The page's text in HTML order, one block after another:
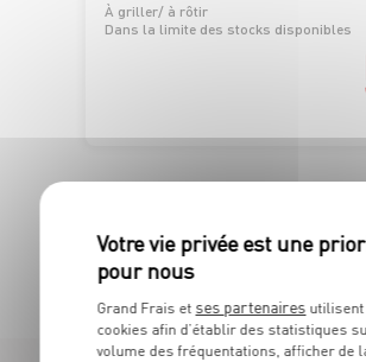
À griller/ à rôtir
Dans la limite des stocks disponibles
TOUTES NOS PROMOTIONS
Grand Frais et ses partenaires utilisent
cookies afin d’établir des statistiques
volume des fréquentations, afficher de